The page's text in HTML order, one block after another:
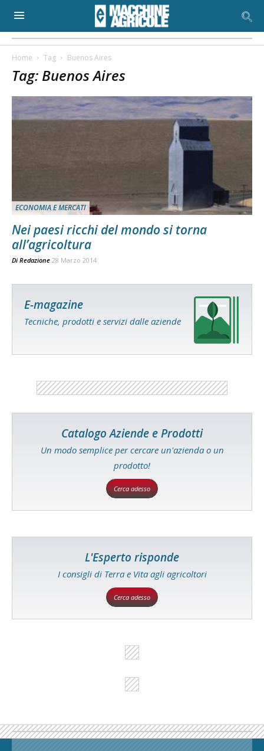
Home Tag Buenos Aires
Tag: Buenos Aires
ECONOMIA E MERCATI
Nei paesi ricchi del mondo si torna
all’agricoltura
Di Redazione 28 Marzo 2014
E-magazine
Tecniche, prodotti e servizi dalle aziende
Catalogo Aziende e Prodotti
Un modo semplice per cercare un'azienda o un
prodotto!
Cerca adesso
L'Esperto risponde
I consigli di Terra e Vita agli agricoltori
Cerca adesso